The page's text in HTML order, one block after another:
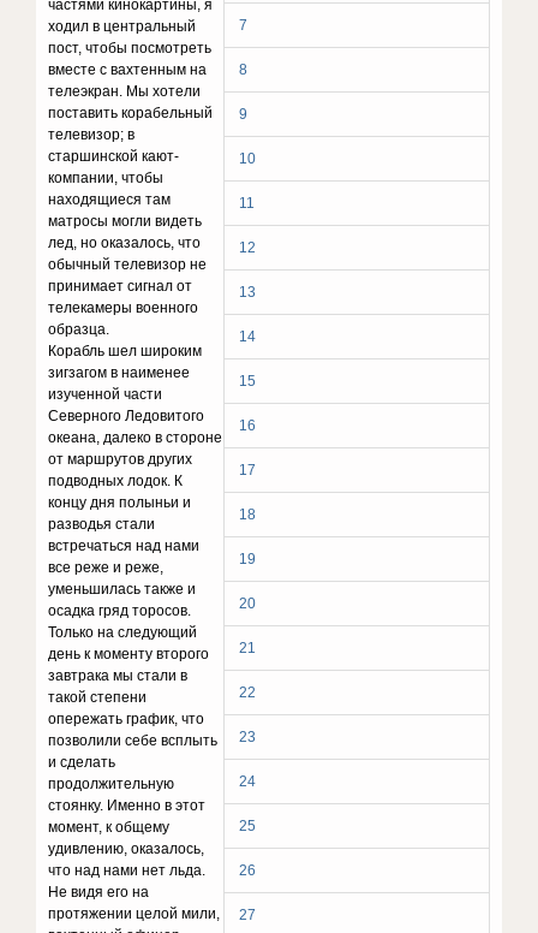
7
8
9
10
11
12
13
14
15
16
17
18
19
20
21
22
23
24
25
26
27
частями кинокартины, я
ходил в центральный
пост, чтобы посмотреть
вместе с вахтенным на
телеэкран. Мы хотели
поставить корабельный
телевизор; в
старшинской кают-
компании, чтобы
находящиеся там
матросы могли видеть
лед, но оказалось, что
обычный телевизор не
принимает сигнал от
телекамеры военного
образца.
Корабль шел широким
зигзагом в наименее
изученной части
Северного Ледовитого
океана, далеко в стороне
от маршрутов других
подводных лодок. К
концу дня полыньи и
разводья стали
встречаться над нами
все реже и реже,
уменьшилась также и
осадка гряд торосов.
Только на следующий
день к моменту второго
завтрака мы стали в
такой степени
опережать график, что
позволили себе всплыть
и сделать
продолжительную
стоянку. Именно в этот
момент, к общему
удивлению, оказалось,
что над нами нет льда.
Не видя его на
протяжении целой мили,